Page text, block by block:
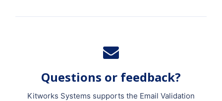
Questions or feedback?
Kitworks Systems supports the Email Validation